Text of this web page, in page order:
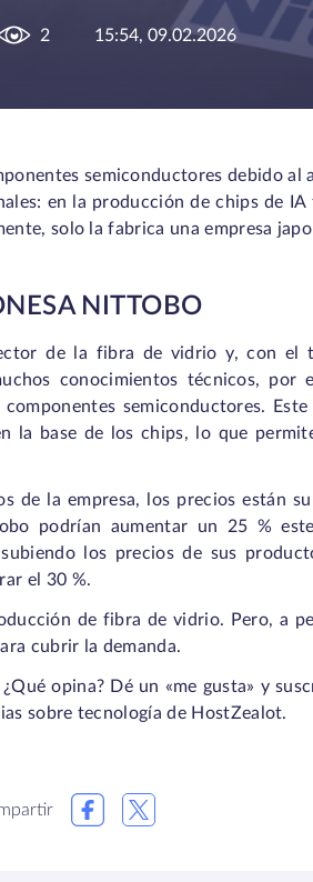
2 15:54, 09.02.2026
semiconductores debido al
en la producción de chips de
solo la fabrica una empresa
NITTOBO
de la fibra de vidrio y, con el
conocimientos técnicos, por
semiconductores.
la base de los chips, lo que
de la empresa, los precios están
podrían aumentar un 25 %
los precios de sus
el 30 %.
de fibra de vidrio. Pero, a
cubrir la demanda.
opina? Dé un «me gusta» y
sobre tecnología de HostZealot.